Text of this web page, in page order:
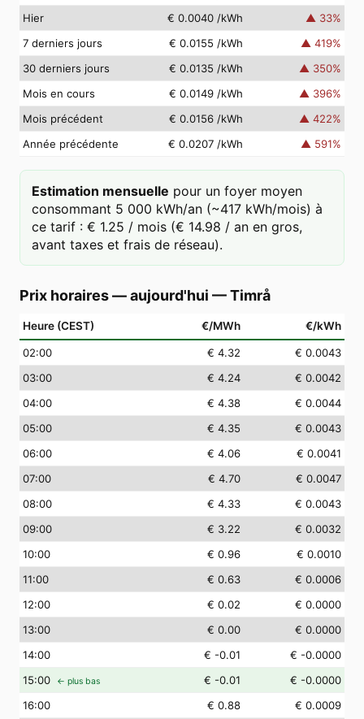
Hier
€ 0.0040 /kWh ▲ 33%
7 derniers jours
€ 0.0155 /kWh ▲ 419%
30 derniers jours
€ 0.0135 /kWh ▲ 350%
Mois en cours
€ 0.0149 /kWh ▲ 396%
Mois précédent
€ 0.0156 /kWh ▲ 422%
Année précédente
€ 0.0207 /kWh ▲ 591%
Estimation mensuelle pour un foyer moyen
consommant 5 000 kWh/an (~417 kWh/mois) à
ce tarif : € 1.25 / mois (€ 14.98 / an en gros,
avant taxes et frais de réseau).
Prix horaires — aujourd'hui —Timrå
Heure (CEST) €/MWh €/kWh
02:00 € 4.32
€ 0.0043
03:00 € 4.24
€ 0.0042
04:00 € 4.38
€ 0.0044
05:00 € 4.35
€ 0.0043
06:00 € 4.06
€ 0.0041
07:00 € 4.70
€ 0.0047
08:00 € 4.33
€ 0.0043
09:00 € 3.22
€ 0.0032
10:00 € 0.96
€ 0.0010
11:00 € 0.63
€ 0.0006
12:00 € 0.02
€ 0.0000
13:00 € 0.00
€ 0.0000
14:00 € -0.01
€ -0.0000
15:00 ← plus bas € -0.01
€ -0.0000
16:00 € 0.88
€ 0.0009